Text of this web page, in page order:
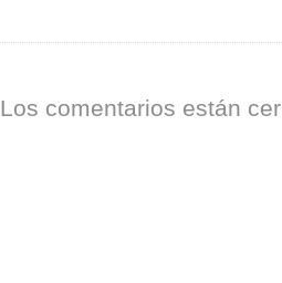
Los comentarios están